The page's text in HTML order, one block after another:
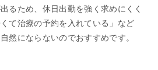
るため、休日出勤を強く求めにくく
て治療の予約を入れている」など
然にならないのでおすすめです。